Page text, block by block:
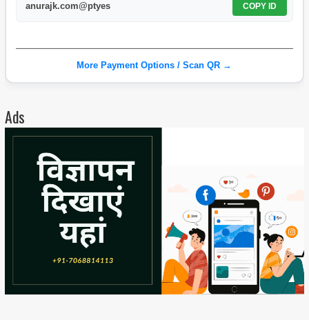
anurajk.com@ptyes COPY ID
More Payment Options / Scan QR →
Ads